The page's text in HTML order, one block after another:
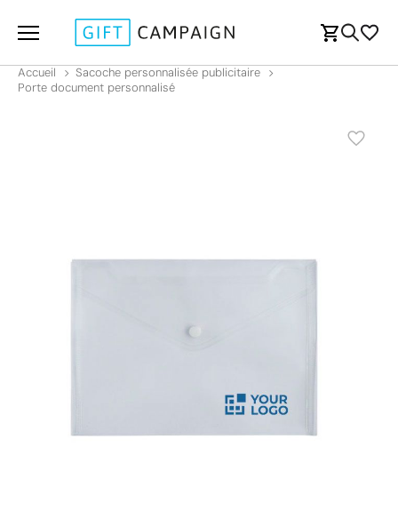
Accueil
Sacoche personnalisée publicitaire
Porte document personnalisé